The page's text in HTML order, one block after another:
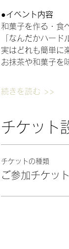
●イベント内容
和菓子を作る・食
「なんだかハード
実はどれも簡単に
お抹茶や和菓子を
続きを読む >>
チケット
チケットの種類
ご参加チケット